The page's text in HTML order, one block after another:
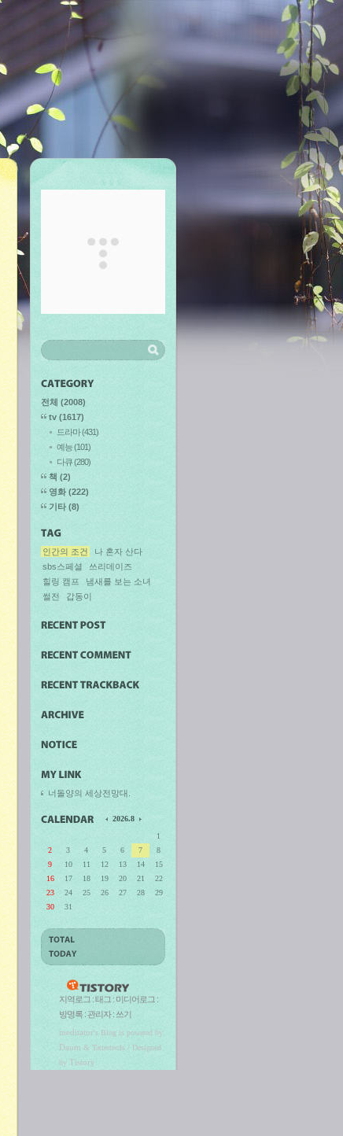
전체 (2008)
tv (1617)
드라마(431)
예능(101)
다큐(280)
책 (2)
영화(222)
기타 (8)
인간의 조건
나 혼자 산다
sbs스페셜
쓰리데이즈
힐링 캠프
냄새를 보는 소녀
썰전
갑동이
너돌양의 세상전망대.
2026.8
1
2
3 4 5 6 7
8
9
10 11 12 13 14
15
16
17 18 19 20 21
22
23
24 25 26 27 28
29
30
31
지역로그 :태그 : 미디어로그 :
방명록 :관리자: 쓰기
meditator's Blog is powered by
Daum & Tattertools / Designed
by Tistory